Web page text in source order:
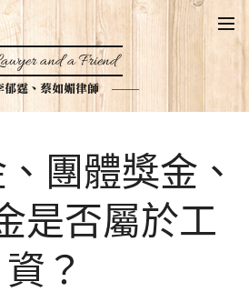
and a Friend
郁霆、蔡如媚律師
團體獎金、
是否屬於工
資？